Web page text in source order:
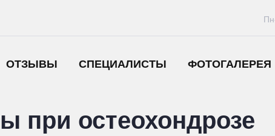
ОТЗЫВЫ СПЕЦИАЛИСТЫ ФОТОГАЛЕРЕЯ
при остеохондрозе